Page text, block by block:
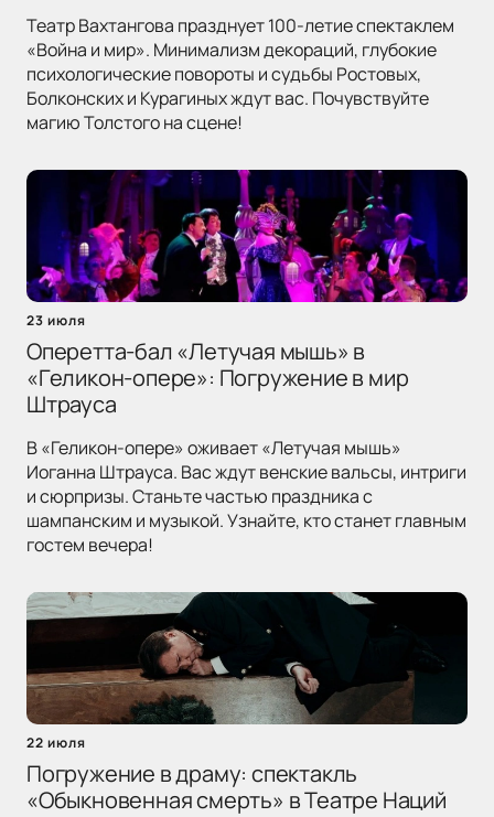
Театр Вахтангова празднует 100-летие спектаклем
«Война и мир». Минимализм декораций, глубокие
психологические повороты и судьбы Ростовых,
Болконских и Курагиных ждут вас. Почувствуйте
магию Толстого на сцене!
23 июля
Оперетта-бал «Летучая мышь» в
«Геликон-опере»: Погружение в мир
Штрауса
В «Геликон-опере» оживает «Летучая мышь»
Иоганна Штрауса. Вас ждут венские вальсы, интриги
и сюрпризы. Станьте частью праздника с
шампанским и музыкой. Узнайте, кто станет главным
гостем вечера!
22 июля
Погружение в драму: спектакль
«Обыкновенная смерть» в Театре Наций